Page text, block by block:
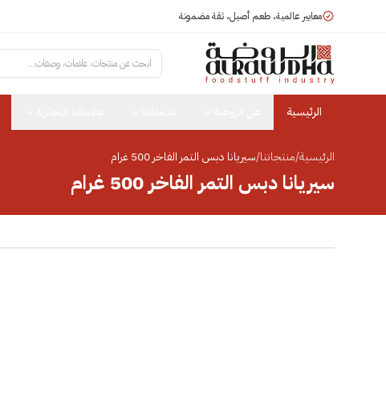
معايير عالمية، طعم أصيل، ثقة مضمونة
ابحث عن منتجات، علامات، وصفات...
الرئيسية
الرئيسية/منتجاتنا/سيريانا دبس التمر الفاخر 500 غرام
سيريانا دبس التمر الفاخر 500 غرام